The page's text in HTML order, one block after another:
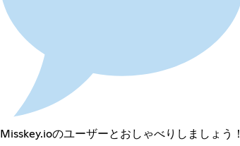
Misskey.ioのユーザーとおしゃべりしましょう！